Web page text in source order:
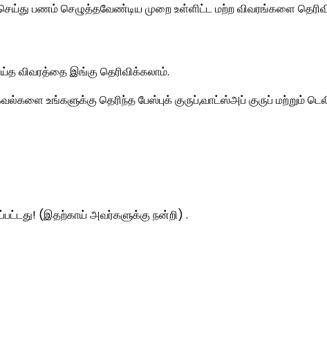
பணம் செழுத்தவேண்டிய முறை உள்ளிட்ட மற்ற விவரங்களை
விவரத்தை இங்கு தெரிவிக்கலாம்.
உங்களுக்கு தெரிந்த பேஸ்புக் குருப்,வாட்ஸ்அப் குருப் மற்றும்
(இதற்காய் அவர்களுக்கு நன்றி) .